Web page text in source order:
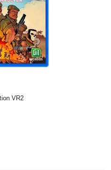
VR2